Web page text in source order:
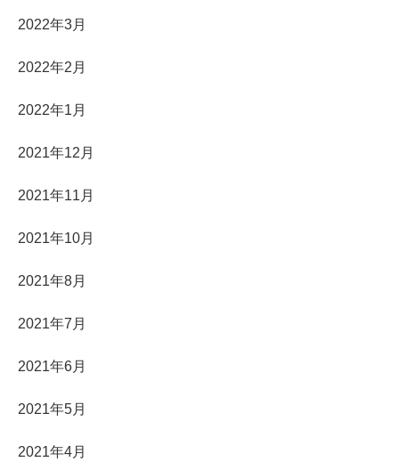
2022年3月
2022年2月
2022年1月
2021年12月
2021年11月
2021年10月
2021年8月
2021年7月
2021年6月
2021年5月
2021年4月